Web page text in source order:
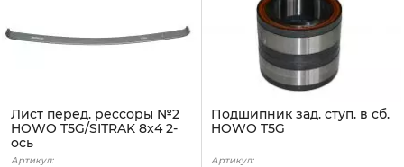
Лист перед. рессоры №2
HOWO T5G/SITRAK 8x4 2-
ось
Артикул:
Подшипник зад. ступ. в сб.
HOWO T5G
Артикул: